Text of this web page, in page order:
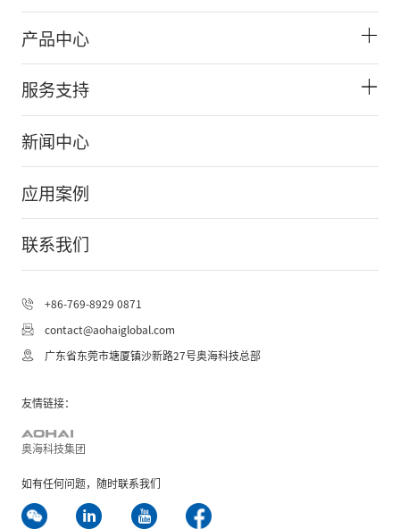
+86-769-8929 0871
contact@aohaiglobal.com
广东省东莞市塘厦镇沙新路27号奥海科技总部
友情链接：
奥海科技集团
产品中心
服务支持
新闻中心
应用案例
联系我们
如有任何问题，随时联系我们
开始对话
AOHAI Support